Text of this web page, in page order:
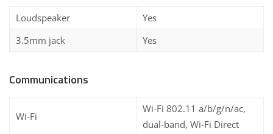
Loudspeaker
Yes
3.5mm jack
Yes
Communications
Wi-Fi
Wi-Fi 802.11 a/b/g/n/ac,
dual-band, Wi-Fi Direct